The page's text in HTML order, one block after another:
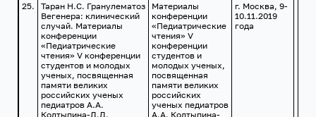
25.
Таран Н.С. Гранулематоз
Вегенера: клинический
случай. Материалы
конференции
«Педиатрические
чтения» V конференции
студентов и молодых
ученых, посвященная
памяти великих
российских ученых
педиатров А.А.
Колтыпина-Д.Д.
Материалы
конференции
«Педиатрические
чтения» V
конференции
студентов и
молодых ученых,
посвященная
памяти великих
российских
ученых педиатров
А.А. Колтыпина-
г. Москва, 9-
10.11.2019
года